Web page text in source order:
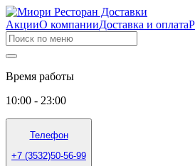
АкцииО компанииДоставка и оплата
Время работы
10:00 - 23:00
Телефон
+7 (3532)50-56-99